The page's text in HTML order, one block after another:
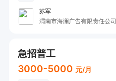
苏军
渭南市海澜广告有限责任公司
急招普工
3000-5000 元/月